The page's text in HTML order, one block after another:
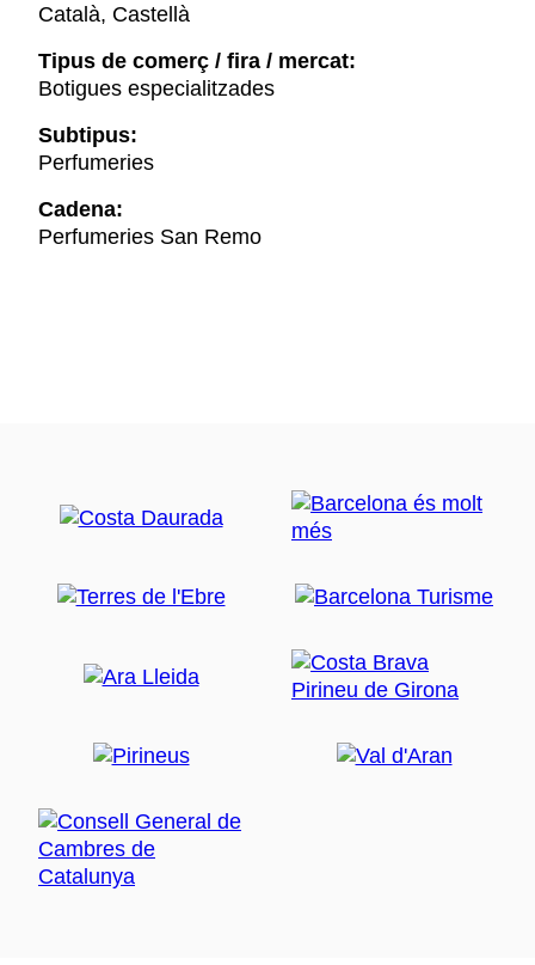
Català, Castellà
Tipus de comerç / fira / mercat:
Botigues especialitzades
Subtipus:
Perfumeries
Cadena:
Perfumeries San Remo